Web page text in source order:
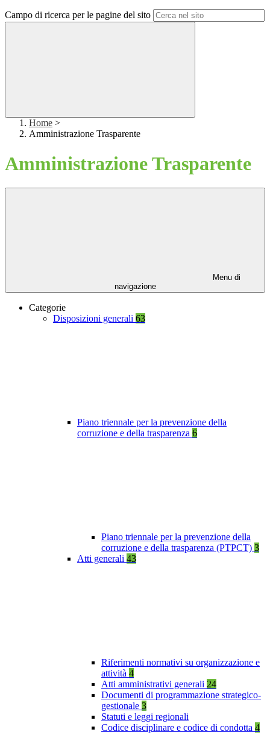
Campo di ricerca per le pagine del sito
Home >
Amministrazione Trasparente
Amministrazione Trasparente
Menu di
navigazione
Categorie
Disposizioni generali 63
Piano triennale per la prevenzione della
corruzione e della trasparenza 6
Piano triennale per la prevenzione della
corruzione e della trasparenza (PTPCT) 3
Atti generali 43
Riferimenti normativi su organizzazione e
attività 4
Atti amministrativi generali 24
Documenti di programmazione strategico-
gestionale 3
Statuti e leggi regionali
Codice disciplinare e codice di condotta 4